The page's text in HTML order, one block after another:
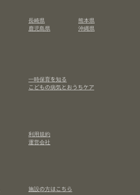
長崎県
熊本県
鹿児島県 沖縄県
一時保育を知る
こどもの病気とおうちケア
利用規約
運営会社
施設の方はこちら